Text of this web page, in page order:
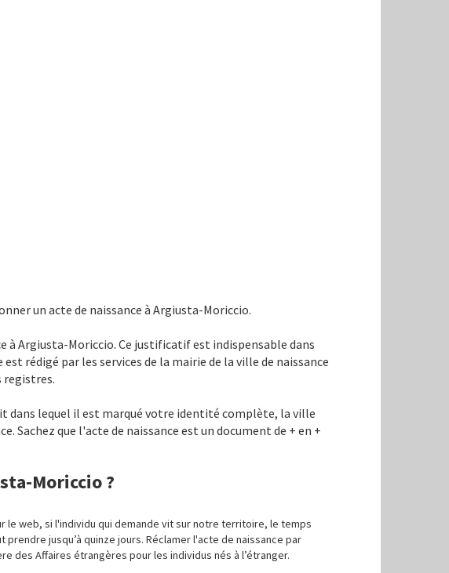
un acte de naissance à Argiusta-Moriccio.
à Argiusta-Moriccio. Ce justificatif est indispensable dans
rédigé par les services de la mairie de la ville de naissance
registres.
dans lequel il est marqué votre identité complète, la ville
Sachez que l'acte de naissance est un document de + en +
Moriccio ?
le web, si l'individu qui demande vit sur notre territoire, le temps
jusqu’à quinze jours. Réclamer l'acte de naissance par
des Affaires étrangères pour les individus nés à l’étranger.